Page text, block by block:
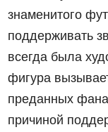
знаменитого
поддерживать
всегда была
фигура
преданных
причиной